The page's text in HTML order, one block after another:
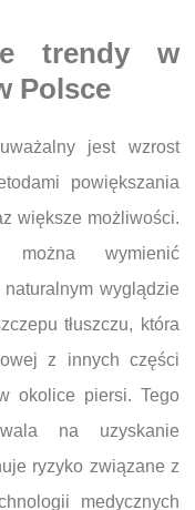
trendy w
Polsce
jest wzrost
powiększania
większe możliwości.
można wymienić
wyglądzie
tłuszczu, która
z innych części
okolice piersi. Tego
na uzyskanie
ryzyko związane z
medycznych